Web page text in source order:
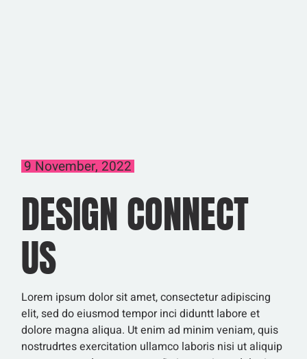
9 November, 2022
DESIGN CONNECT
US
Lorem ipsum dolor sit amet, consectetur adipiscing
elit, sed do eiusmod tempor inci diduntt labore et
dolore magna aliqua. Ut enim ad minim veniam, quis
nostrudrtes exercitation ullamco laboris nisi ut aliquip